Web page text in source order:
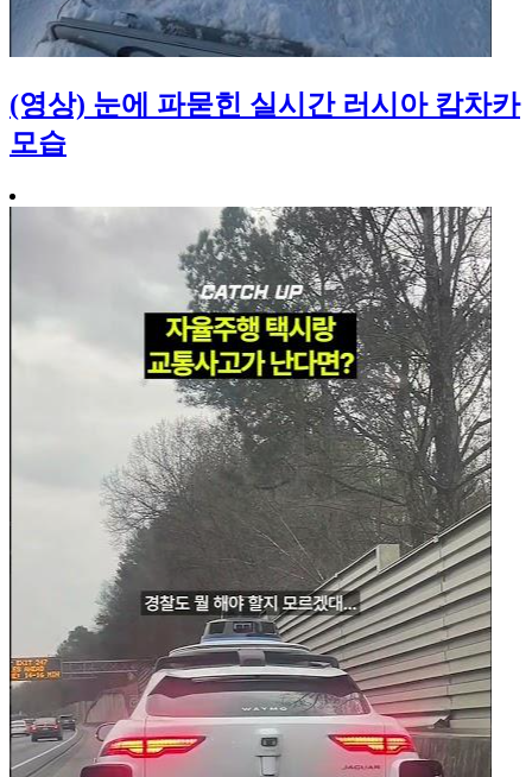
(영상) 눈에 파묻힌 실시간 러시아 캄차카
모습